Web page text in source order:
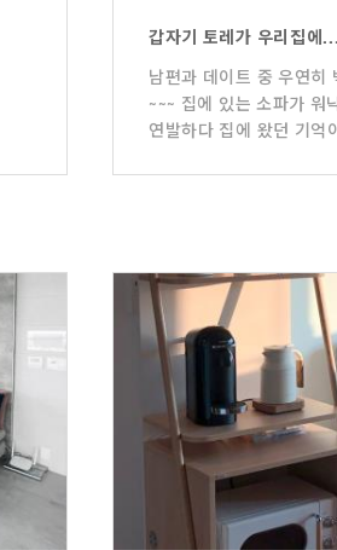
갑자기 토레가 우리집에
남편과 데이트 중 우연히
~~~ 집에 있는 소파가 워
연발하다 집에 왔던 기억